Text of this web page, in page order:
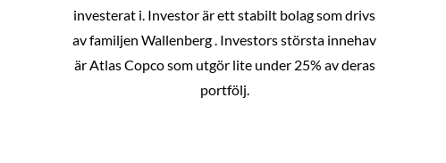
investerat i. Investor är ett stabilt bolag som drivs
av familjen Wallenberg . Investors största innehav
är Atlas Copco som utgör lite under 25% av deras
portfölj.